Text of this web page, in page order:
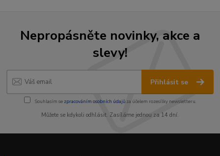
Nepropásněte novinky, akce a
slevy!
Přihlásit se
Souhlasím se zpracováním osobních údajůza účelem rozesílky newsletteru.
Můžete se kdykoli odhlásit. Zasíláme jednou za 14 dní.